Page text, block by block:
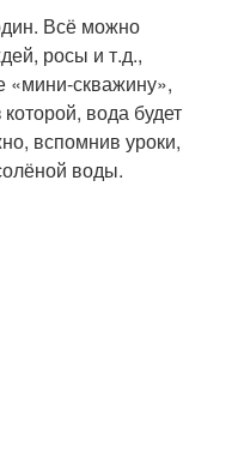
Всё можно
росы и т.д.,
«мини-скважину»,
вода будет
вспомнив уроки,
воды.